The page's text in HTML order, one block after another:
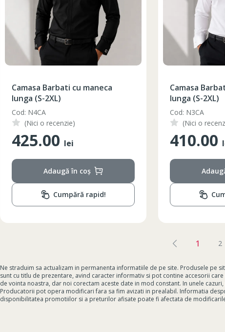
Camasa Barbati cu maneca
lunga (S-2XL)
Cod: N4CA
(Nici o recenzie)
425.00 lei
Adaugă în coș
Cumpără rapid!
Camasa
lunga (S-2XL)
Cod: N3CA
(Nici o
410.00
1 2
Ne straduim sa actualizam in permanenta informatiile de pe site. Produsele pe
sunt cu titlu de prezentare, avind caracter informativ si pot contine accesorii
de vointa noastra, dar noi corectam aceste date in mod constant. In unele
Producatorii pot opera modificari fara sa fim avizati in prealabil. Informatia
disponibilitatea promotiilor si a preturilor afisate poate fi afectata de